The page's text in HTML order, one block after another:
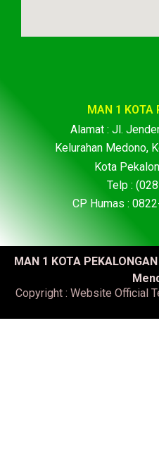
MAN 1 KOTA
Alamat : Jl.
Kelurahan Medono,
Kota
Telp :
CP Humas :
MAN 1 KOTA
Copyright : Website Official